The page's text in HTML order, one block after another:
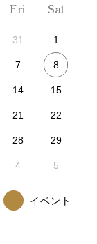
Fri Sat
31 1
7 8
14 15
21 22
28 29
4 5
イベント